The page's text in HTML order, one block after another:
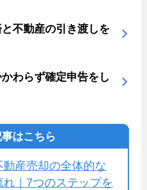
不動産の引き渡しを
わらず確定申告をし
はこちら
動産売却の全体的な
れ｜7つのステップを